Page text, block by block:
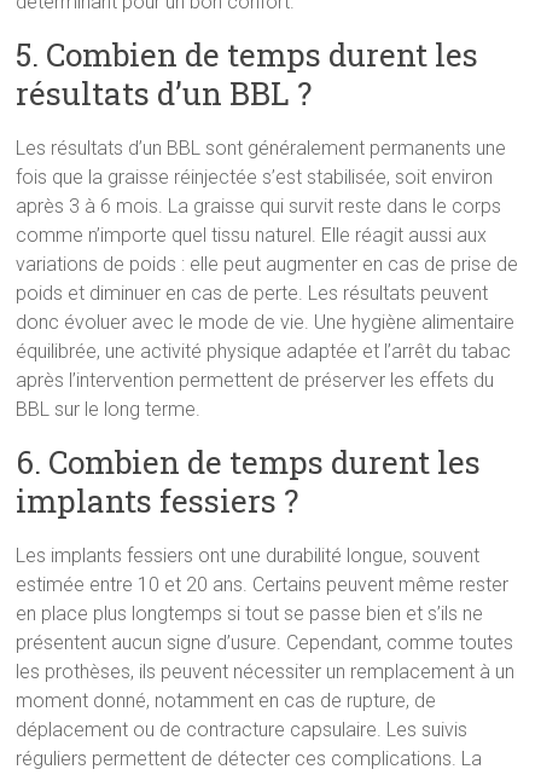
5. Combien de temps durent les
résultats d’un BBL ?
Les résultats d’un BBL sont généralement permanents une
fois que la graisse réinjectée s’est stabilisée, soit environ
après 3 à 6 mois. La graisse qui survit reste dans le corps
comme n’importe quel tissu naturel. Elle réagit aussi aux
variations de poids : elle peut augmenter en cas de prise de
poids et diminuer en cas de perte. Les résultats peuvent
donc évoluer avec le mode de vie. Une hygiène alimentaire
équilibrée, une activité physique adaptée et l’arrêt du tabac
après l’intervention permettent de préserver les effets du
BBL sur le long terme.
6. Combien de temps durent les
implants fessiers ?
Les implants fessiers ont une durabilité longue, souvent
estimée entre 10 et 20 ans. Certains peuvent même rester
en place plus longtemps si tout se passe bien et s’ils ne
présentent aucun signe d’usure. Cependant, comme toutes
les prothèses, ils peuvent nécessiter un remplacement à un
moment donné, notamment en cas de rupture, de
déplacement ou de contracture capsulaire. Les suivis
réguliers permettent de détecter ces complications. La